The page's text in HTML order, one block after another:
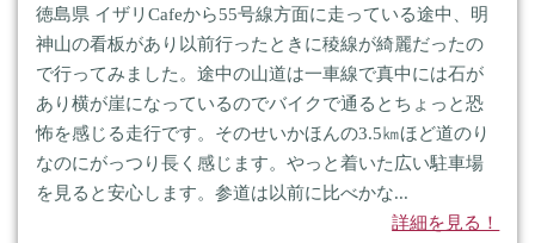
徳島県 イザリCafeから55号線方面に走っている途中、明
神山の看板があり以前行ったときに稜線が綺麗だったの
で行ってみました。途中の山道は一車線で真中には石が
あり横が崖になっているのでバイクで通るとちょっと恐
怖を感じる走行です。そのせいかほんの3.5㎞ほど道のり
なのにがっつり長く感じます。やっと着いた広い駐車場
を見ると安心します。参道は以前に比べかな...
詳細を見る！